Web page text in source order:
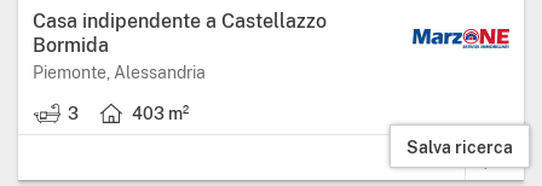
Casa indipendente a Castellazzo
Bormida
Piemonte, Alessandria
3
3 bagni. 403 m²
Superficie abitabile: 403 metri quadrati.
Salva ricerca